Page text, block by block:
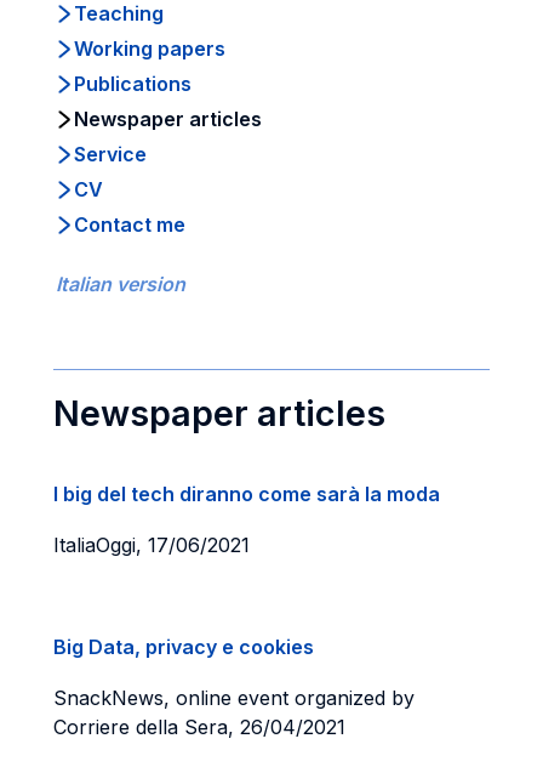
Teaching
Working papers
Publications
Newspaper articles
Service
CV
Contact me
Italian version
Newspaper articles
I big del tech diranno come sarà la moda
ItaliaOggi, 17/06/2021
Big Data, privacy e cookies
SnackNews, online event organized by
Corriere della Sera, 26/04/2021